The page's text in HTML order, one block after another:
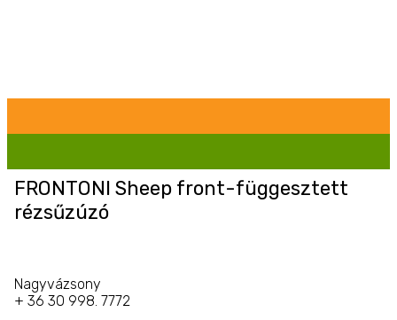
FRONTONI Sheep front-függesztett
rézsűzúzó
Nagyvázsony
+ 36 30 998. 7772